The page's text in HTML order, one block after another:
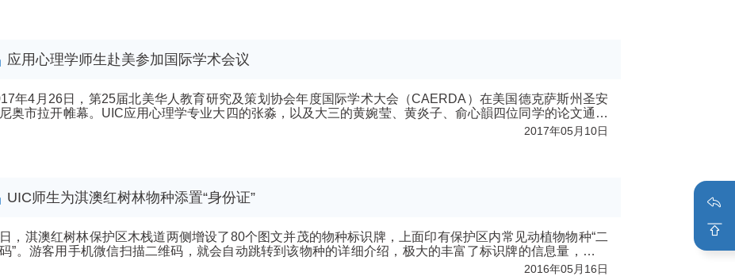
应用心理学师生赴美参加国际学术会议
年4月26日，第25届北美华人教育研究及策划协会年度国际学术大会（CAERDA）在美国德克萨斯州圣安
奥市拉开帷幕。UIC应用心理学专业大四的张淼，以及大三的黄婉莹、黄炎子、俞心韻四位同学的论文通过
2017年05月10日
UIC师生为淇澳红树林物种添置“身份证”
，淇澳红树林保护区木栈道两侧增设了80个图文并茂的物种标识牌，上面印有保护区内常见动植物物种“二
”。游客用手机微信扫描二维码，就会自动跳转到该物种的详细介绍，极大的丰富了标识牌的信息量，受到
2016年05月16日